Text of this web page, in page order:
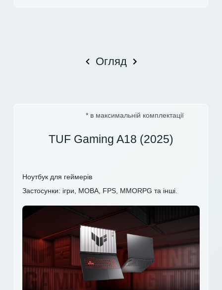
Огляд
* в максимальній комплектації
TUF Gaming A18 (2025)
Ноутбук для геймерів
Застосунки: ігри, MOBA, FPS, MMORPG та інші.